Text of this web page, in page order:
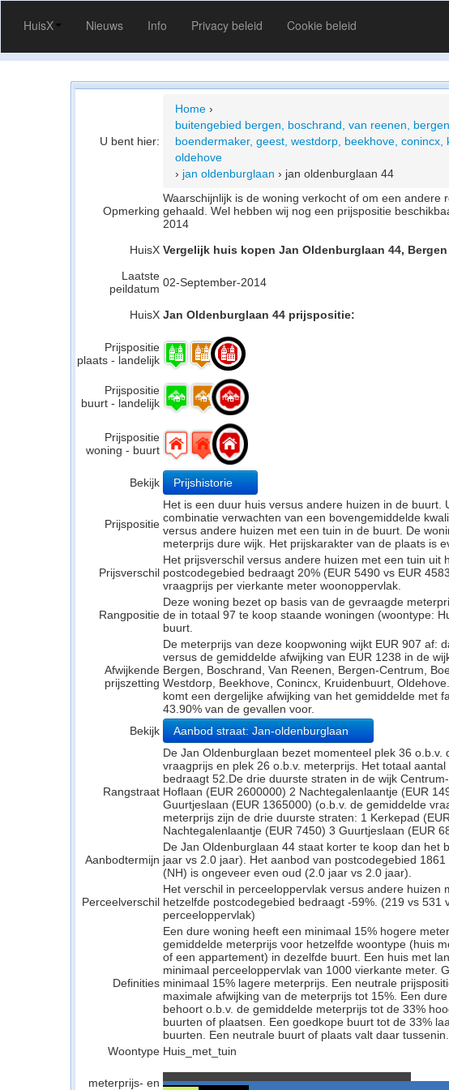
HuisX Nieuws Info Privacy beleid Cookie beleid
U bent hier:
Home ›
buitengebied bergen, boschrand, van reenen,
boendermaker, geest, westdorp, beekhove, conincx,
oldehove
› jan oldenburglaan › jan oldenburglaan 44
Opmerking
Waarschijnlijk is de woning verkocht of om een andere
gehaald. Wel hebben wij nog een prijspositie
2014
HuisX Vergelijk huis kopen Jan Oldenburglaan 44, Bergen
Laatste
peildatum 02-September-2014
HuisX Jan Oldenburglaan 44 prijspositie:
Prijspositie
plaats - landelijk
Prijspositie
buurt - landelijk
Prijspositie
woning - buurt
Bekijk Prijshistorie
Prijspositie
Het is een duur huis versus andere huizen in de buurt.
combinatie verwachten van een bovengemiddelde
versus andere huizen met een tuin in de buurt. De
meterprijs dure wijk. Het prijskarakter van de plaats is
Prijsverschil
Het prijsverschil versus andere huizen met een tuin uit
postcodegebied bedraagt 20% (EUR 5490 vs EUR
vraagprijs per vierkante meter woonoppervlak.
Rangpositie
Deze woning bezet op basis van de gevraagde
de in totaal 97 te koop staande woningen (woontype:
buurt.
Afwijkende
prijszetting
De meterprijs van deze koopwoning wijkt EUR 907 af:
versus de gemiddelde afwijking van EUR 1238 in de
Bergen, Boschrand, Van Reenen, Bergen-Centrum,
Westdorp, Beekhove, Conincx, Kruidenbuurt,
komt een dergelijke afwijking van het gemiddelde met
43.90% van de gevallen voor.
Bekijk
Aanbod straat: Jan-oldenburglaan
Rangstraat
De Jan Oldenburglaan bezet momenteel plek 36 o.b.v.
vraagprijs en plek 26 o.b.v. meterprijs. Het totaal
bedraagt 52.De drie duurste straten in de wijk
Hoflaan (EUR 2600000) 2 Nachtegalenlaantje (EUR
Guurtjeslaan (EUR 1365000) (o.b.v. de gemiddelde
meterprijs zijn de drie duurste straten: 1 Kerkepad
Nachtegalenlaantje (EUR 7450) 3 Guurtjeslaan (EUR
Aanbodtermijn
De Jan Oldenburglaan 44 staat korter te koop dan het
jaar vs 2.0 jaar). Het aanbod van postcodegebied
(NH) is ongeveer even oud (2.0 jaar vs 2.0 jaar).
Perceelverschil
Het verschil in perceeloppervlak versus andere huizen
hetzelfde postcodegebied bedraagt -59%. (219 vs 531
perceeloppervlak)
Definities
Een dure woning heeft een minimaal 15% hogere
gemiddelde meterprijs voor hetzelfde woontype (huis
of een appartement) in dezelfde buurt. Een huis met
minimaal perceeloppervlak van 1000 vierkante meter.
minimaal 15% lagere meterprijs. Een neutrale
maximale afwijking van de meterprijs tot 15%. Een
behoort o.b.v. de gemiddelde meterprijs tot de 33%
buurten of plaatsen. Een goedkope buurt tot de 33%
buurten. Een neutrale buurt of plaats valt daar tussenin.
Woontype Huis_met_tuin
meterprijs- en